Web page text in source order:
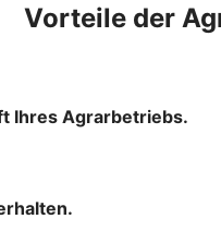
Vorteile der
Ihres Agrarbetriebs.